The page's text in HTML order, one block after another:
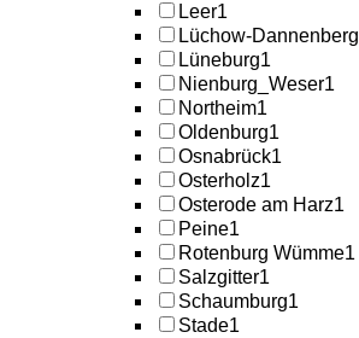
Leer1
Lüchow-Dannenberg
Lüneburg1
Nienburg_Weser1
Northeim1
Oldenburg1
Osnabrück1
Osterholz1
Osterode am Harz1
Peine1
Rotenburg Wümme1
Salzgitter1
Schaumburg1
Stade1